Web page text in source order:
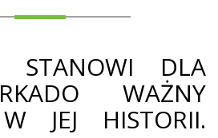
STANOWI DLA
WAŻNY
JEJ HISTORII.